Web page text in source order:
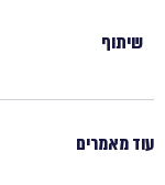
שיתוף
עוד מאמרים